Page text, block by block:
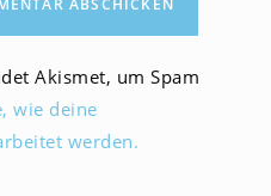
Akismet, um Spam
wie deine
werden.